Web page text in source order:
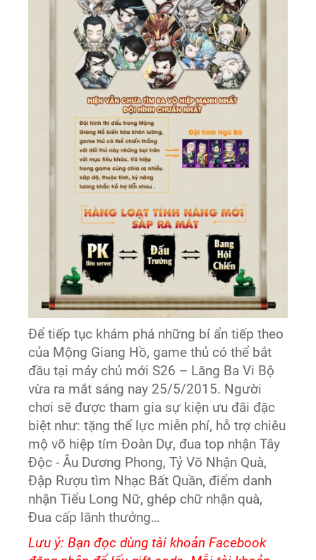
Để tiếp tục khám phá những bí ẩn tiếp theo
của Mộng Giang Hồ, game thủ có thể bắt
đầu tại máy chủ mới S26 – Lăng Ba Vi Bộ
vừa ra mắt sáng nay 25/5/2015. Người
chơi sẽ được tham gia sự kiện ưu đãi đặc
biệt như: tặng thể lực miễn phí, hỗ trợ chiêu
mộ võ hiệp tím Đoàn Dự, đua top nhận Tây
Độc - Âu Dương Phong, Tỷ Võ Nhận Quà,
Đập Rượu tìm Nhạc Bất Quần, điểm danh
nhận Tiểu Long Nữ, ghép chữ nhận quà,
Đua cấp lãnh thưởng…
Lưu ý: Bạn đọc dùng tài khoản Facebook